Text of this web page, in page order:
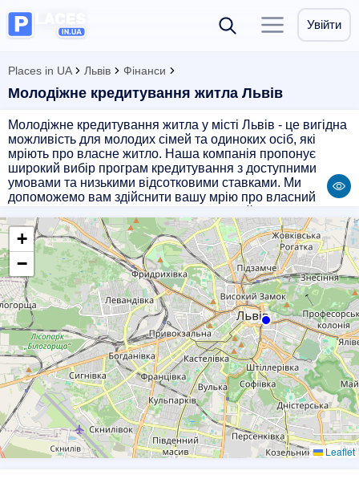
Увійти
Places in UA Львів Фінанси
Молодіжне кредитування житла Львів
Молодіжне кредитування житла у місті Львів - це вигідна
можливість для молодих сімей та одиноких осіб, які
мріють про власне житло. Наша компанія пропонує
широкий вибір програм кредитування з доступними
умовами та низькими відсотковими ставками. Ми
допоможемо вам здійснити вашу мрію про власний
та індивідуальний підхід до кожного клієнта. Звертайтеся
до нас, і ми допоможемо вам здійснити ваші житлові
плани без зайвих турбот.
+
−
Leaflet